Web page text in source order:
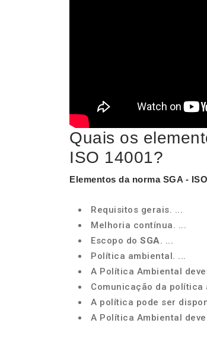
Quais os
ISO 14001?
Elementos da norma SGA -
Requisitos gerais. ...
Melhoria contínua. ...
Escopo do SGA. ...
Política ambiental. ...
A Política Ambiental
Comunicação da política
A política pode ser
A Política Ambiental deve